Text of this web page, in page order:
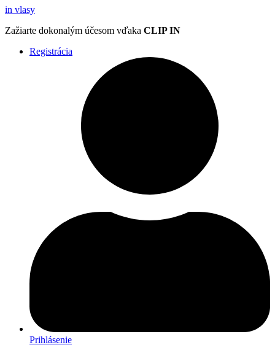
in vlasy
Zažiarte dokonalým účesom vďaka CLIP IN
Registrácia
Prihlásenie